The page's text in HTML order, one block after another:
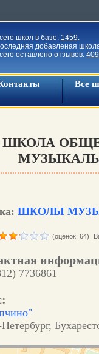
школ в базе: 1459.
добавленая
оставлено отзывов:
Все
ШКОЛЫ
(оценок: 64).
7736861